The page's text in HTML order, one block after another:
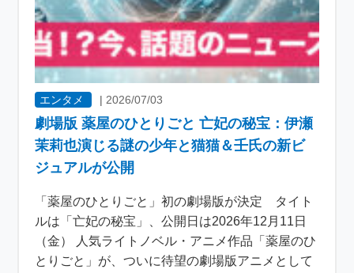
エンタメ | 2026/07/03
劇場版 薬屋のひとりごと 亡妃の秘宝：伊瀬
茉莉也演じる謎の少年と猫猫＆壬氏の新ビ
ジュアルが公開
「薬屋のひとりごと」初の劇場版が決定 タイト
ルは「亡妃の秘宝」、公開日は2026年12月11日
（金） 人気ライトノベル・アニメ作品「薬屋のひ
とりごと」が、ついに待望の劇場版アニメとして